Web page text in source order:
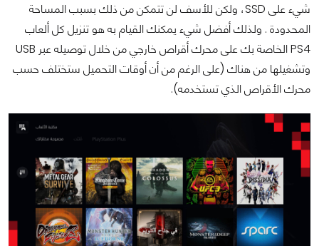
شيء على SSD، ولكن للأسف لن تتمكن من ذلك بسبب المساحة
المحدودة . ولذلك أفضل شيء يمكنك القيام به هو تنزيل كل ألعاب
PS4 الخاصة بك على محرك أقراص خارجي من خلال توصيله عبر USB
وتشغيلها من هناك (على الرغم من أن أوقات التحميل ستختلف حسب
محرك الأقراص الذي تستخدمه).